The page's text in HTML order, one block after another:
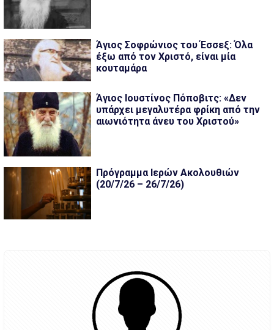
Άγιος Σοφρώνιος του Έσσεξ: Όλα
έξω από τον Χριστό, είναι μία
κουταμάρα
Άγιος Ιουστίνος Πόποβιτς: «Δεν
υπάρχει μεγαλυτέρα φρίκη από την
αιωνιότητα άνευ του Χριστού»
Πρόγραμμα Ιερών Ακολουθιών
(20/7/26 – 26/7/26)